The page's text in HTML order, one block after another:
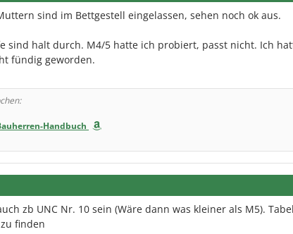
sind im Bettgestell eingelassen, sehen noch ok aus.
sind halt durch. M4/5 hatte ich probiert, passt nicht. Ich
fündig geworden.
Handbuch
zb UNC Nr. 10 sein (Wäre dann was kleiner als M5).
finden